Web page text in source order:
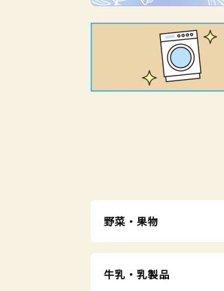
野菜・果物
牛乳・乳製品